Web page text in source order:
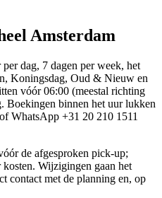
Amsterdam
dag, 7 dagen per week, het
Koningsdag, Oud & Nieuw en
vóór 06:00 (meestal richting
Boekingen binnen het uur lukken
WhatsApp +31 20 210 1511
de afgesproken pick-up;
Wijzigingen gaan het
contact met de planning en, op